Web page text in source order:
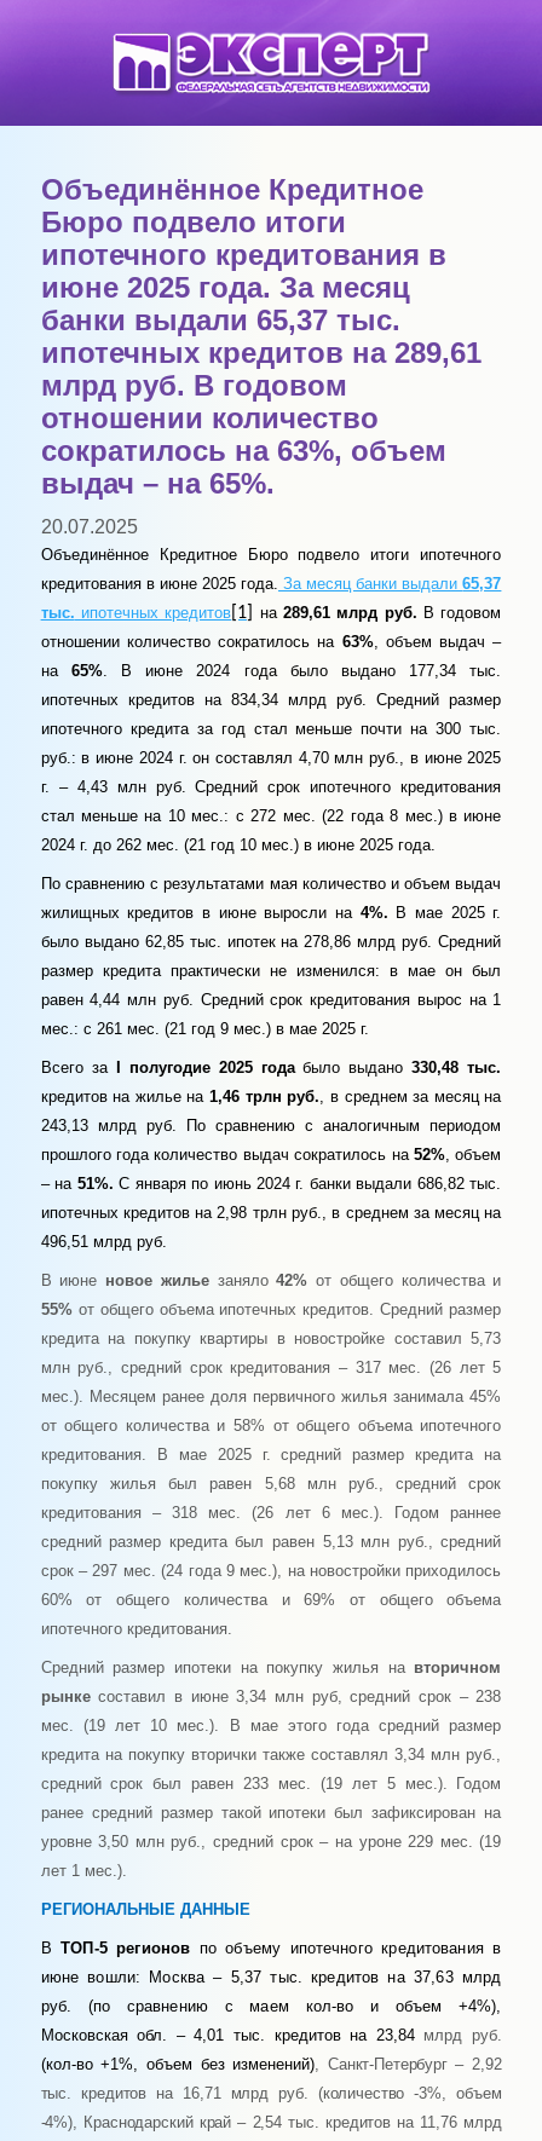
Объединённое Кредитное
Бюро подвело итоги
ипотечного кредитования в
июне 2025 года. За месяц
банки выдали 65,37 тыс.
ипотечных кредитов на 289,61
млрд руб. В годовом
отношении количество
сократилось на 63%, объем
выдач – на 65%.
20.07.2025
Объединённое Кредитное Бюро подвело итоги ипотечного
кредитования в июне 2025 года. За месяц банки выдали65,37
тыс. ипотечных кредитов [1] на 289,61 млрд руб. В годовом
отношении количество сократилось на 63%, объем выдач –
на 65%. В июне 2024 года было выдано 177,34 тыс.
ипотечных кредитов на 834,34 млрд руб. Средний размер
ипотечного кредита за год стал меньше почти на 300 тыс.
руб.: в июне 2024 г. он составлял 4,70 млн руб., в июне 2025
г. – 4,43 млн руб. Средний срок ипотечного кредитования
стал меньше на 10 мес.: с 272 мес. (22 года 8 мес.) в июне
2024 г. до 262 мес. (21 год 10 мес.) в июне 2025 года.
По сравнению с результатами мая количество и объем выдач
жилищных кредитов в июне выросли на 4%. В мае 2025 г.
было выдано 62,85 тыс. ипотек на 278,86 млрд руб. Средний
размер кредита практически не изменился: в мае он был
равен 4,44 млн руб. Средний срок кредитования вырос на 1
мес.: с 261 мес. (21 год 9 мес.) в мае 2025 г.
Всего за полугодие 2025 годабыло выдано330,48 тыс.
кредитов на жилье на1,46 трлн руб., в среднем за месяц на
243,13 млрд руб. По сравнению с аналогичным периодом
прошлого года количество выдач сократилось на52%, объем
– на 51%. С января по июнь 2024 г. банки выдали 686,82 тыс.
ипотечных кредитов на 2,98 трлн руб., в среднем за месяц на
496,51 млрд руб.
В июне новое жильезаняло42% от общего количества и
55%от общего объема ипотечных кредитов. Средний размер
кредита на покупку квартиры в новостройке составил 5,73
млн руб., средний срок кредитования – 317 мес. (26 лет 5
мес.). Месяцем ранее доля первичного жилья занимала 45%
от общего количества и 58% от общего объема ипотечного
кредитования. В мае 2025 г. средний размер кредита на
покупку жилья был равен 5,68 млн руб., средний срок
кредитования – 318 мес. (26 лет 6 мес.). Годом раннее
средний размер кредита был равен 5,13 млн руб., средний
срок – 297 мес. (24 года 9 мес.), на новостройки приходилось
60% от общего количества и 69% от общего объема
ипотечного кредитования.
Средний размер ипотеки на покупку жилья на вторичном
рынкесоставил в июне 3,34 млн руб, средний срок – 238
мес. (19 лет 10 мес.). В мае этого года средний размер
кредита на покупку вторички также составлял 3,34 млн руб.,
средний срок был равен 233 мес. (19 лет 5 мес.). Годом
ранее средний размер такой ипотеки был зафиксирован на
уровне 3,50 млн руб., средний срок – на уроне 229 мес. (19
лет 1 мес.).
РЕГИОНАЛЬНЫЕ ДАННЫЕ
ВТОП-5 регионов по объему ипотечного кредитования в
июне вошли: Москва – 5,37 тыс. кредитов на 37,63 млрд
руб. (по сравнению с маем кол-во и объем +4%),
Московская обл. – 4,01 тыс. кредитов на 23,84 млрд руб.
(кол-во +1%, объем без изменений), Санкт-Петербург – 2,92
тыс. кредитов на 16,71 млрд руб. (количество -3%, объем
-4%), Краснодарский край – 2,54 тыс. кредитов на 11,76 млрд